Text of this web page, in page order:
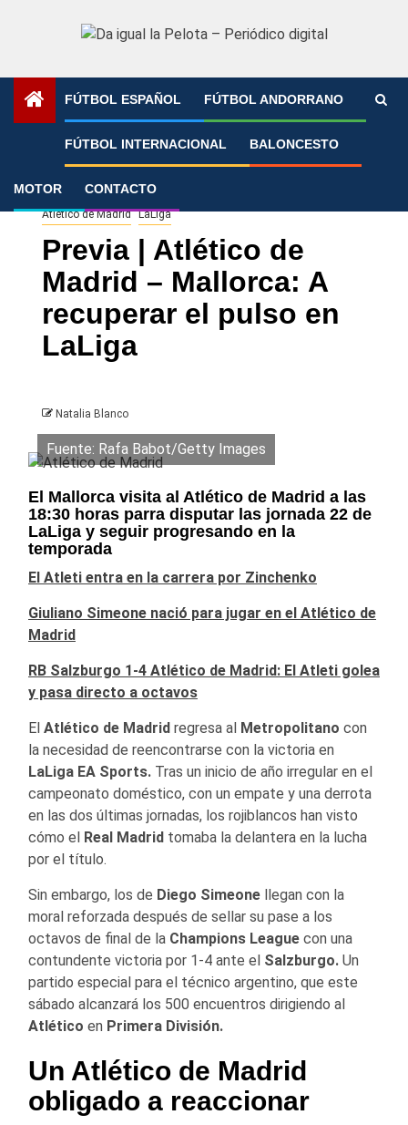
FÚTBOL ESPAÑOL FÚTBOL ANDORRANO
FÚTBOL INTERNACIONAL BALONCESTO
MOTOR CONTACTO
»
Atlético de Madrid LaLiga
Previa | Atlético de
Madrid – Mallorca: A
recuperar el pulso en
LaLiga
Natalia Blanco
Fuente: Rafa Babot/Getty Images
El Mallorca visita al Atlético de Madrid a las
18:30 horas parra disputar las jornada 22 de
LaLiga y seguir progresando en la
temporada
El Atleti entra en la carrera por Zinchenko
Giuliano Simeone nació para jugar en el Atlético de
Madrid
RB Salzburgo 1-4 Atlético de Madrid: El Atleti golea
y pasa directo a octavos
El Atlético de Madrid regresa al Metropolitano con
la necesidad de reencontrarse con la victoria en
LaLiga EA Sports. Tras un inicio de año irregular en el
campeonato doméstico, con un empate y una derrota
en las dos últimas jornadas, los rojiblancos han visto
cómo el Real Madrid tomaba la delantera en la lucha
por el título.
Sin embargo, los de Diego Simeone llegan con la
moral reforzada después de sellar su pase a los
octavos de final de la Champions League con una
contundente victoria por 1-4 ante el Salzburgo. Un
partido especial para el técnico argentino, que este
sábado alcanzará los 500 encuentros dirigiendo al
Atlético en Primera División.
Un Atlético de Madrid
obligado a reaccionar